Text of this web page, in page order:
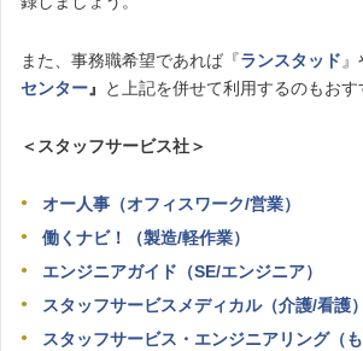
また、事務職希望であれば『ランスタッド
センター』 と上記を併せて利用するのもおす
＜スタッフサービス社＞
オー人事（オフィスワーク/営業）
働くナビ！（製造/軽作業）
エンジニアガイド（SE/エンジニア）
スタッフサービスメディカル（介護/看護）
スタッフサービス・エンジニアリング（